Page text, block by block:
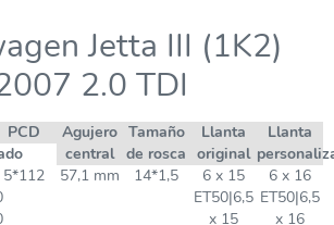
Jetta III (1K2)
2.0 TDI
PCD
Agujero
central
Tamaño
de rosca
Llanta
original
Llanta
5*112 57,1 mm 14*1,5
6 x 15
ET50|6,5
x 15
6 x 16
ET50|6,5
x 16